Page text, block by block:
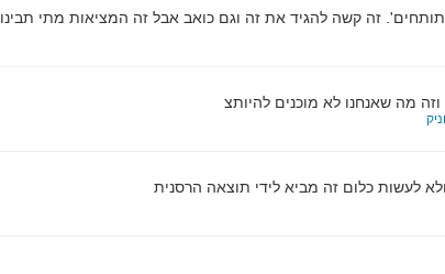
זה קשה להגיד את זה וגם כואב אבל זה המציאות מתי תבינו
מה שאנחנו לא מוכנים להיותצ
לעשות כלום זה מביא לידי תוצאה הרסנית